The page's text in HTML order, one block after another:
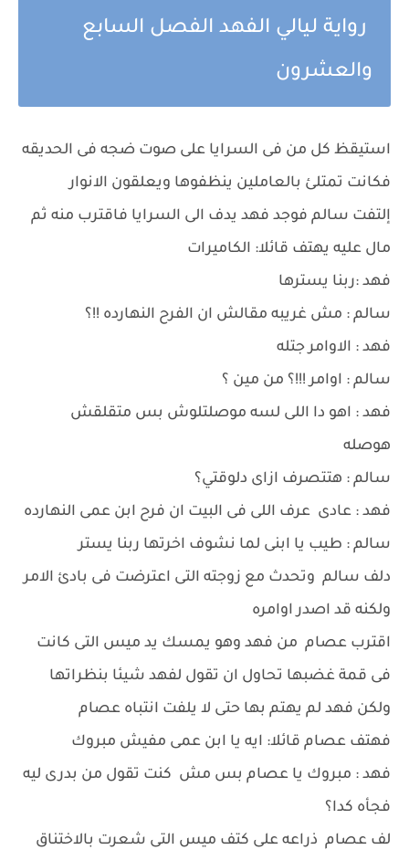
رواية ليالي الفهد الفصل السابع
والعشرون
استيقظ كل من فى السرايا على صوت ضجه فى الحديقه
فكانت تمتلئ بالعاملين ينظفوها ويعلقون الانوار
إلتفت سالم فوجد فهد يدف الى السرايا فاقترب منه ثم
مال عليه يهتف قائلا: الكاميرات
فهد :ربنا يسترها
سالم : مش غريبه مقالش ان الفرح النهارده !!؟
فهد : الاوامر جتله
سالم : اوامر !!!؟ من مين ؟
فهد : اهو دا اللى لسه موصلتلوش بس متقلقش
هوصله
سالم : هتتصرف ازاى دلوقتي؟
فهد : عادى عرف اللى فى البيت ان فرح ابن عمى النهارده
سالم : طيب يا ابنى لما نشوف اخرتها ربنا يستر
دلف سالم وتحدث مع زوجته التى اعترضت فى بادئ الامر
ولكنه قد اصدر اوامره
اقترب عصام من فهد وهو يمسك يد ميس التى كانت
فى قمة غضبها تحاول ان تقول لفهد شيئا بنظراتها
ولكن فهد لم يهتم بها حتى لا يلفت انتباه عصام
فهتف عصام قائلا: ايه يا ابن عمى مفيش مبروك
فهد : مبروك يا عصام بس مش كنت تقول من بدرى ليه
فجأه كدا؟
لف عصام ذراعه على كتف ميس التى شعرت بالاختناق